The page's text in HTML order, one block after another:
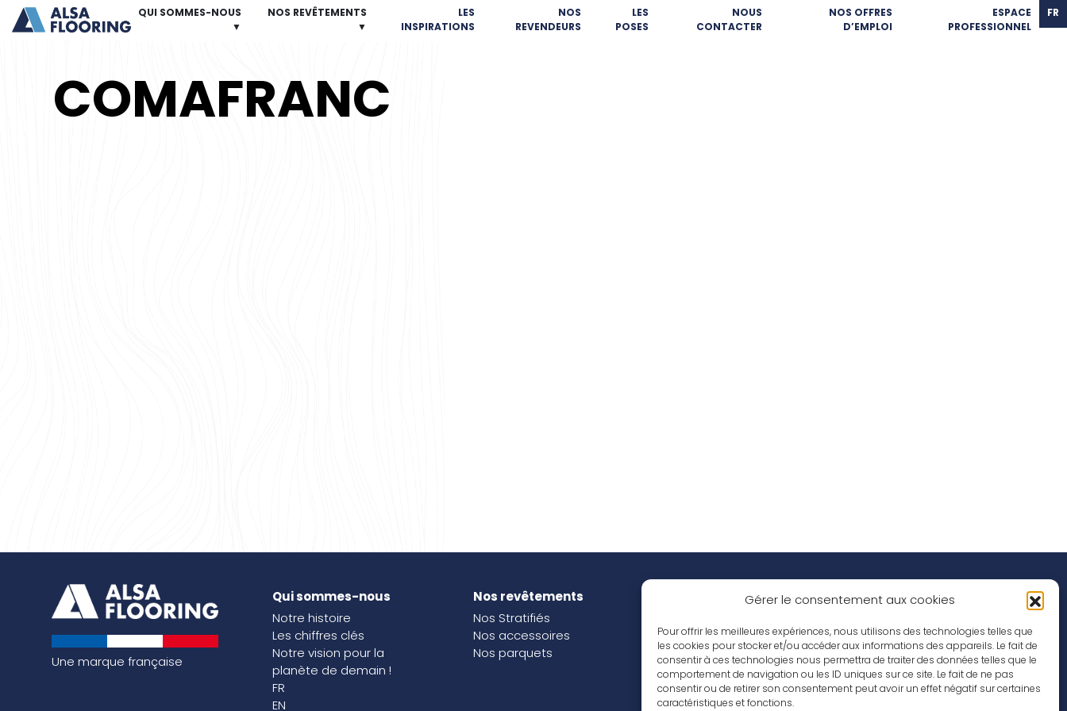
Gérer le consentement aux cookies
Pour offrir les meilleures expériences, nous utilisons des technologies telles que
les cookies pour stocker et/ou accéder aux informations des appareils. Le fait de
consentir à ces technologies nous permettra de traiter des données telles que le
comportement de navigation ou les ID uniques sur ce site. Le fait de ne pas
consentir ou de retirer son consentement peut avoir un effet négatif sur certaines
caractéristiques et fonctions.
QUI SOMMES-NOUS
▼
NOS REVÊTEMENTS
▼
LES
INSPIRATIONS
NOS
REVENDEURS
LES
POSES
NOUS
CONTACTER
NOS OFFRES
D’EMPLOI
ESPACE
PROFESSIONNEL
FR
COMAFRANC
Une marque française
Qui sommes-nous
Notre histoire
Les chiffres clés
Notre vision pour la
planète de demain !
FR
EN
Nos revêtements
Nos Stratifiés
Nos accessoires
Nos parquets
Nos inspirations